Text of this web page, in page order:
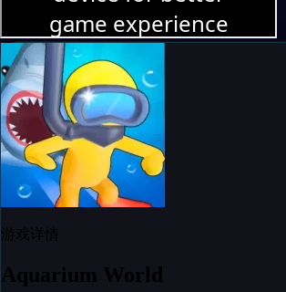
游戏详情
Aquarium World